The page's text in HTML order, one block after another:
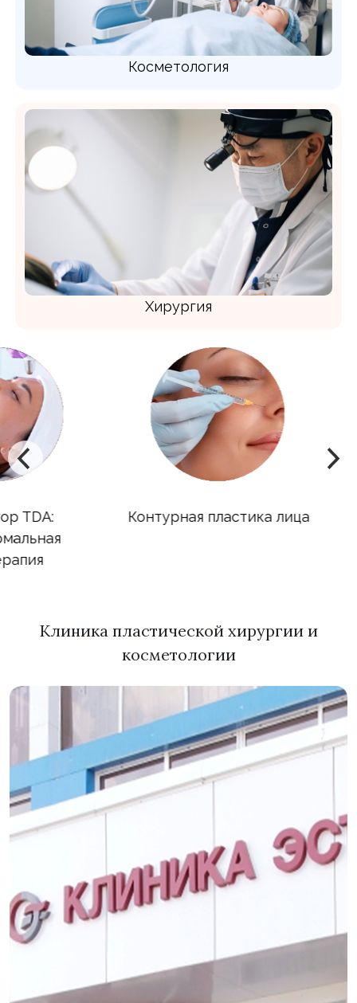
Косметология
Хирургия
Контурная пластика лица
Клиника пластической хирургии и
косметологии